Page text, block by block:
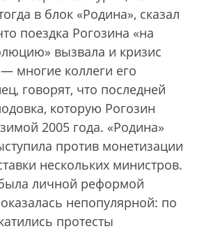
в блок «Родина», сказал
поездка Рогозина «на
вызвала и кризис
многие коллеги его
говорят, что последней
которую Рогозин
2005 года. «Родина»
против монетизации
нескольких министров.
личной реформой
непопулярной: по
протесты